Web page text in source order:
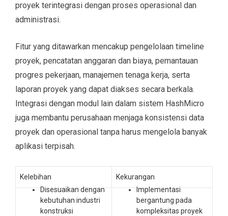
proyek terintegrasi dengan proses operasional dan
administrasi.
Fitur yang ditawarkan mencakup pengelolaan timeline
proyek, pencatatan anggaran dan biaya, pemantauan
progres pekerjaan, manajemen tenaga kerja, serta
laporan proyek yang dapat diakses secara berkala.
Integrasi dengan modul lain dalam sistem HashMicro
juga membantu perusahaan menjaga konsistensi data
proyek dan operasional tanpa harus mengelola banyak
aplikasi terpisah.
Kelebihan
Kekurangan
Disesuaikan dengan
kebutuhan industri
konstruksi
Implementasi
bergantung pada
kompleksitas proyek